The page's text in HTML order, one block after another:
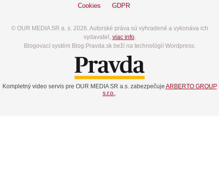
Cookies GDPR
© OUR MEDIA SR a. s. 2026. Autorské práva sú vyhradené a vykonáva ich
vydavateľ, viac info.
Blogovací systém Blog.Pravda.sk beží na technológií Wordpress.
Kompletný video servis pre OUR MEDIA SR a.s. zabezpečuje ARBERTO GROUP
s.r.o..